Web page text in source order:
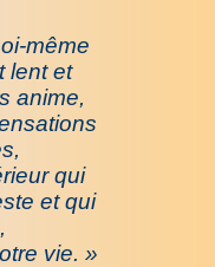
même
lent et
anime,
qui
et qui
vie. »